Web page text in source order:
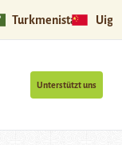
Turkmenistan
Unterstützt uns